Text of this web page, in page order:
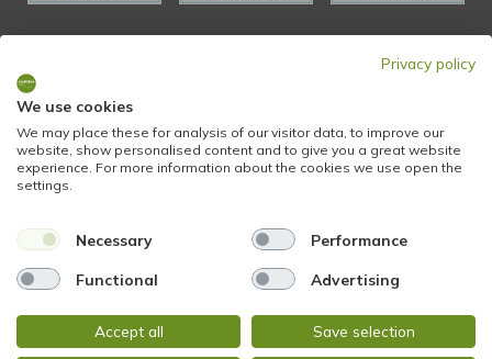
KONTAKT
STADTBLICK Immobilien
Glockengasse 2
65199 Wiesbaden
Tel.:
+49 611 9742 872
Fax: +49 611 9742 896
info@stadtblick-immobilien.de
Privacy policy
We use cookies
We may place these for analysis of our visitor data, to improve our
website, show personalised content and to give you a great website
experience. For more information about the cookies we use open the
settings.
Necessary Performance
Functional Advertising
Accept all Save selection